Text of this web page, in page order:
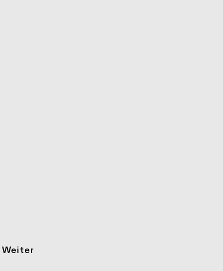
Weiter